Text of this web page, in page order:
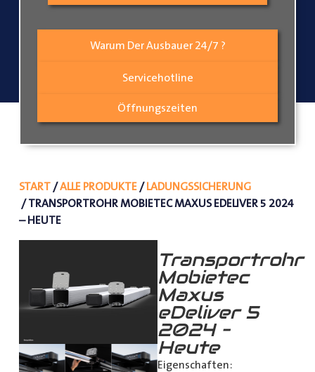
Warum Der Ausbauer 24/7 ?
Servicehotline
Öffnungszeiten
START/ALLE PRODUKTE/LADUNGSSICHERUNG
/ TRANSPORTROHR MOBIETEC MAXUS EDELIVER 5 2024
– HEUTE
Transportrohr
Mobietec
Maxus
eDeliver 5
2024 –
Heute
Eigenschaften: